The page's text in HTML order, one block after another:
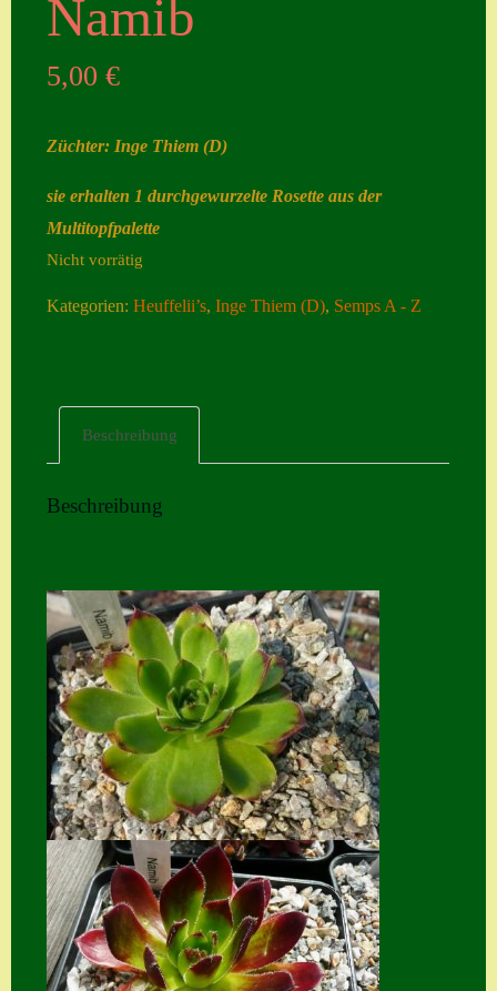
ngen
Datenschutzerklä
Impressum
Kasse
Kontakt
Mein Konto
Naturformen
S. x nixonii
Semps die ich
suche
Semps von A – Z
Shop
Namib
5,00€
Züchter: Inge Thiem (D)
sie erhalten 1 durchgewurzelte Rosette aus der
Multitopfpalette
Nicht vorrätig
Kategorien:Heuffelii’s,Inge Thiem (D), Semps A - Z
Beschreibung
Beschreibung